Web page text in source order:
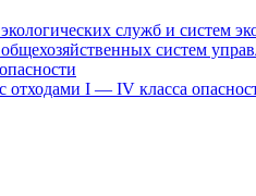
служб и систем
систем
отходами I — IV класса